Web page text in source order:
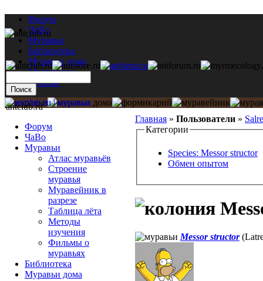
Форум
ЧаВо
Муравьи
Библиотека
Муравьи дома
Мастерская
Каталог
Главная » Пользователи »
Категории
Species: Messor structor
Обмен опытом
Messor structor
antclub.ru
Форум
ЧаВо
Муравьи
Атлас муравьёв
Строение
муравья
Муравейник в
разрезе
Таблица лёта
Методы
изучения
Фильмы о
муравьях
Библиотека
Муравьи дома